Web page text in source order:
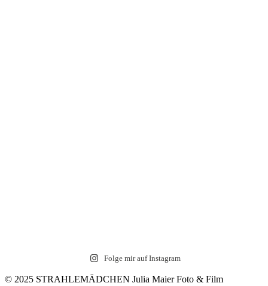
Folge mir auf Instagram
© 2025 STRAHLEMÄDCHEN Julia Maier Foto & Film